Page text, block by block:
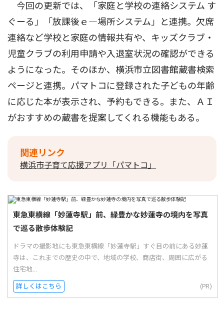
今回の更新では、「家庭と学校の連絡システム す
ぐーる」「放課後ｅ―場所システム」と連携。欠席
連絡など学校と家庭の情報共有や、キッズクラブ・
児童クラブの利用申請や入退室状況の確認ができる
ようになった。そのほか、横浜市立図書館蔵書検索
ページと連携。パマトコに登録された子どもの年齢
に応じた本が表示され、予約もできる。また、ＡＩ
がおすすめの蔵書を提案してくれる機能もある。
関連リンク
横浜市子育て応援アプリ「パマトコ」
東急東横線「妙蓮寺駅」前、緑豊かな妙蓮寺の境内を写真
で巡る散歩体験記
ドラマの撮影地にも東急東横線「妙蓮寺駅」すぐ目の前にある妙蓮
寺は、これまでの歴史の中で、地域の学校、商店街、周囲に広がる
住宅地...
詳しくはこちら (PR)